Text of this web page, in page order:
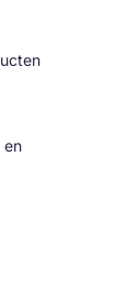
en